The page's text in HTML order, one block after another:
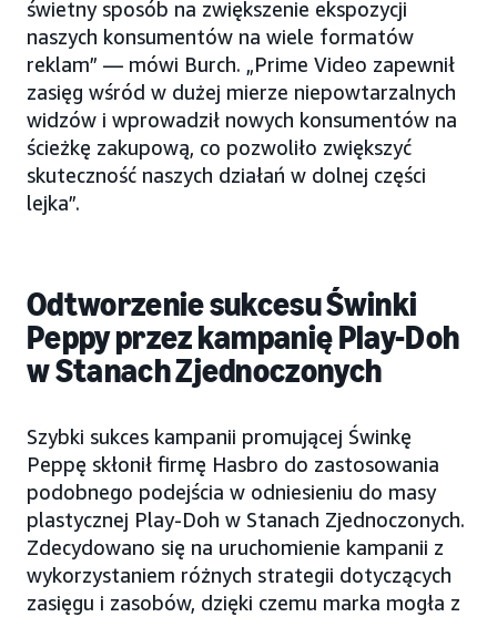
świetny sposób na zwiększenie ekspozycji
naszych konsumentów na wiele formatów
reklam” — mówi Burch. „Prime Video zapewnił
zasięg wśród w dużej mierze niepowtarzalnych
widzów i wprowadził nowych konsumentów na
ścieżkę zakupową, co pozwoliło zwiększyć
skuteczność naszych działań w dolnej części
lejka”.
Odtworzenie sukcesu Świnki
Peppy przez kampanię Play-Doh
w Stanach Zjednoczonych
Szybki sukces kampanii promującej Świnkę
Peppę skłonił firmę Hasbro do zastosowania
podobnego podejścia w odniesieniu do masy
plastycznej Play-Doh w Stanach Zjednoczonych.
Zdecydowano się na uruchomienie kampanii z
wykorzystaniem różnych strategii dotyczących
zasięgu i zasobów, dzięki czemu marka mogła z